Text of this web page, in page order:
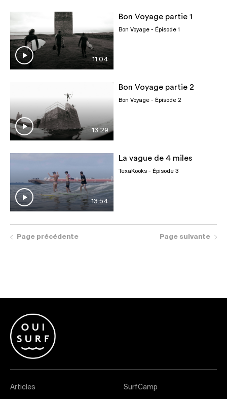
11:04
Bon Voyage partie 1
Bon Voyage - Épisode 1
13:29
Bon Voyage partie 2
Bon Voyage - Épisode 2
13:54
La vague de 4 miles
TexaKooks - Épisode 3
Page suivante
Page précédente
Articles SurfCamp